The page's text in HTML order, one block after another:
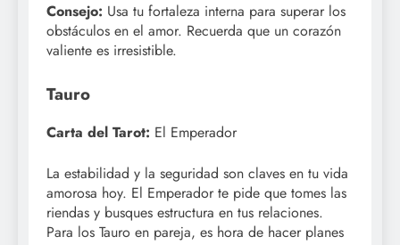
Consejo: Usa tu fortaleza interna para superar los
obstáculos en el amor. Recuerda que un corazón
valiente es irresistible.
Tauro
Carta del Tarot: El Emperador
La estabilidad y la seguridad son claves en tu vida
amorosa hoy. El Emperador te pide que tomes las
riendas y busques estructura en tus relaciones.
Para los Tauro en pareja, es hora de hacer planes